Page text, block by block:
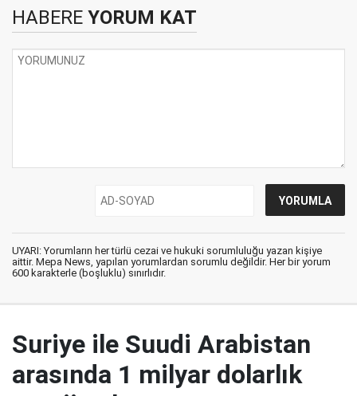
HABERE YORUM KAT
UYARI: Yorumların her türlü cezai ve hukuki sorumluluğu yazan kişiye
aittir. Mepa News, yapılan yorumlardan sorumlu değildir. Her bir yorum
600 karakterle (boşluklu) sınırlıdır.
Suriye ile Suudi Arabistan
arasında 1 milyar dolarlık